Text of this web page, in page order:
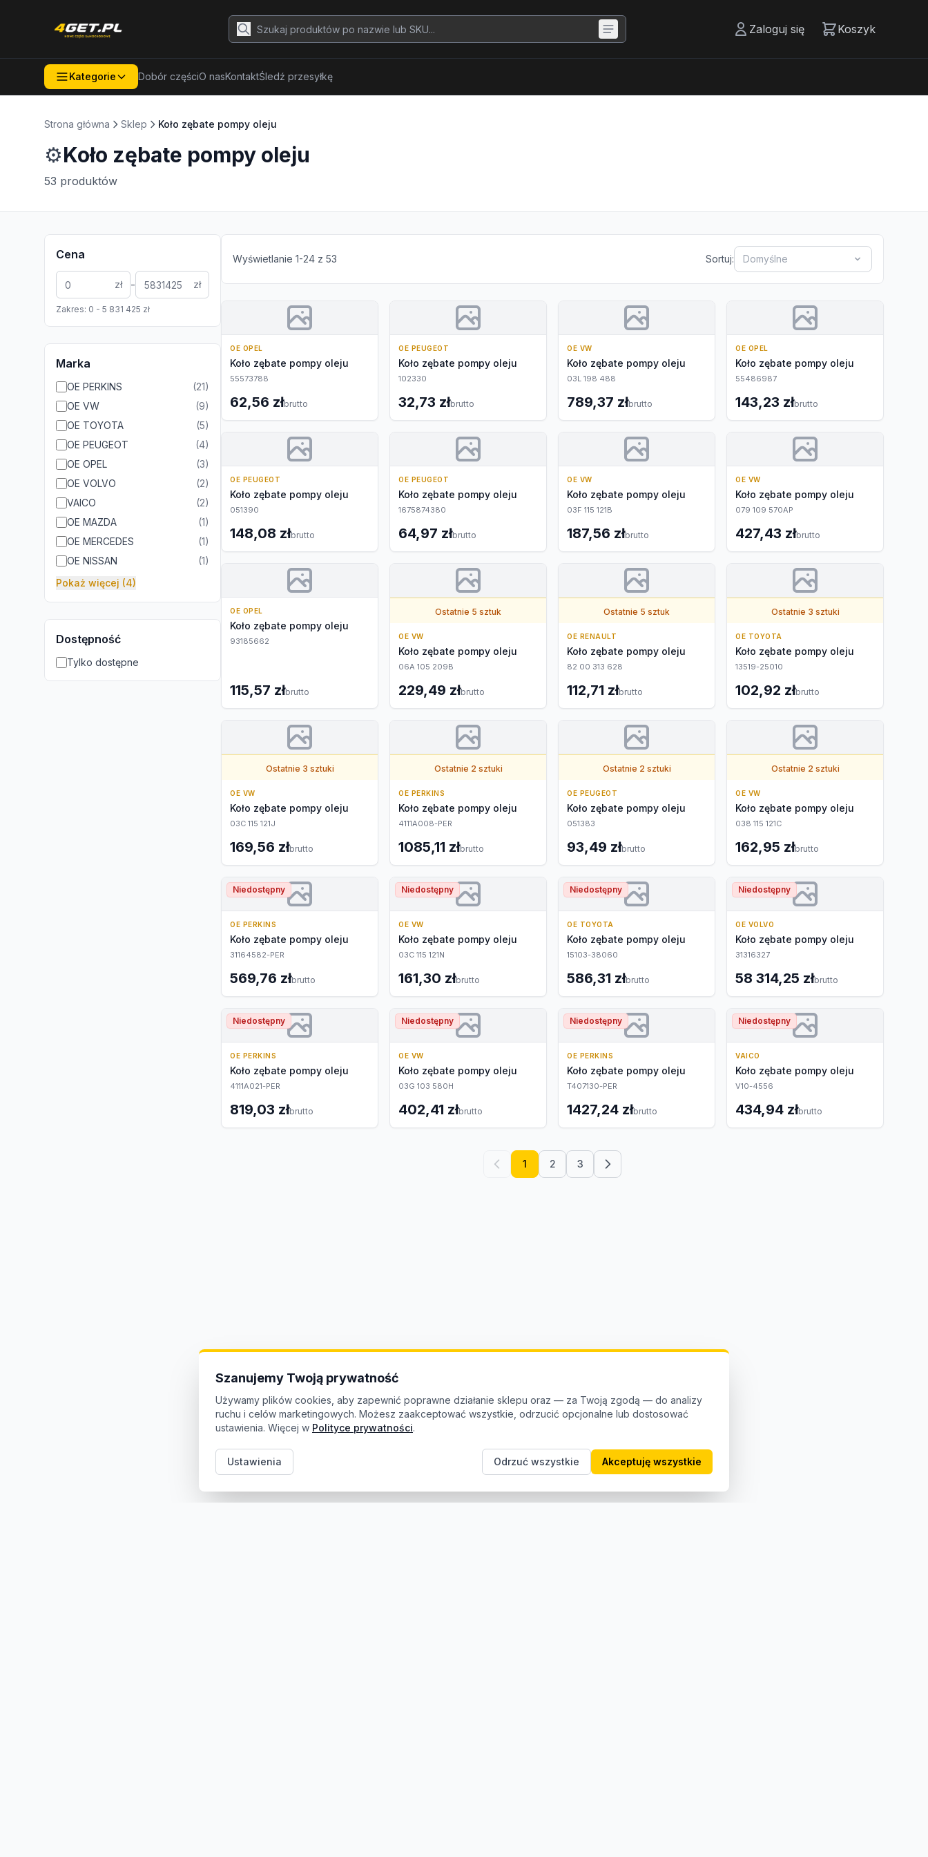
Zaloguj się Koszyk
Kategorie Dobór częściO nasKontaktŚledź przesyłkę
Strona główna Sklep Koło zębate pompy oleju
⚙️Koło zębate pompy oleju
53 produktów
Cena
zł - zł
Zakres: 0 - 5 831 425 zł
Marka
OE PERKINS (21)
OE VW
(9)
OE TOYOTA
(5)
OE PEUGEOT
(4)
OE OPEL
(3)
OE VOLVO
(2)
VAICO
(2)
OE MAZDA
(1)
OE MERCEDES
(1)
OE NISSAN
(1)
Pokaż więcej (4)
Dostępność
Tylko dostępne
Wyświetlanie 1-24 z 53 Sortuj: Domyślne
OE OPEL
Koło zębate pompy oleju
55573788
62,56 złbrutto
OE PEUGEOT
Koło zębate pompy oleju
102330
32,73 złbrutto
OE VW
Koło zębate pompy oleju
03L 198 488
789,37 złbrutto
OE OPEL
Koło zębate pompy oleju
55486987
143,23 złbrutto
OE PEUGEOT
Koło zębate pompy oleju
051390
148,08 złbrutto
OE PEUGEOT
Koło zębate pompy oleju
1675874380
64,97 złbrutto
OE VW
Koło zębate pompy oleju
03F 115 121B
187,56 złbrutto
OE VW
Koło zębate pompy oleju
079 109 570AP
427,43 złbrutto
OE OPEL
Koło zębate pompy oleju
93185662
115,57 złbrutto
Ostatnie 5 sztuk
OE VW
Koło zębate pompy oleju
06A 105 209B
229,49 złbrutto
Ostatnie 5 sztuk
OE RENAULT
Koło zębate pompy oleju
82 00 313 628
112,71 złbrutto
Ostatnie 3 sztuki
OE TOYOTA
Koło zębate pompy oleju
13519-25010
102,92 złbrutto
Ostatnie 3 sztuki
OE VW
Koło zębate pompy oleju
03C 115 121J
169,56 złbrutto
Ostatnie 2 sztuki
OE PERKINS
Koło zębate pompy oleju
4111A008-PER
1085,11 złbrutto
Ostatnie 2 sztuki
OE PEUGEOT
Koło zębate pompy oleju
051383
93,49 złbrutto
Ostatnie 2 sztuki
OE VW
Koło zębate pompy oleju
038 115 121C
162,95 złbrutto
Niedostępny
OE PERKINS
Koło zębate pompy oleju
31164582-PER
569,76 złbrutto
Niedostępny
OE VW
Koło zębate pompy oleju
03C 115 121N
161,30 złbrutto
Niedostępny
OE TOYOTA
Koło zębate pompy oleju
15103-38060
586,31 złbrutto
Niedostępny
OE VOLVO
Koło zębate pompy oleju
31316327
58 314,25 złbrutto
Niedostępny
OE PERKINS
Koło zębate pompy oleju
4111A021-PER
819,03 złbrutto
Niedostępny
OE VW
Koło zębate pompy oleju
03G 103 580H
402,41 złbrutto
Niedostępny
OE PERKINS
Koło zębate pompy oleju
T407130-PER
1427,24 złbrutto
Niedostępny
VAICO
Koło zębate pompy oleju
V10-4556
434,94 złbrutto
1 2 3
Szanujemy Twoją prywatność
Używamy plików cookies, aby zapewnić poprawne działanie sklepu oraz — za Twoją zgodą — do analizy
ruchu i celów marketingowych. Możesz zaakceptować wszystkie, odrzucić opcjonalne lub dostosować
ustawienia. Więcej w Polityce prywatności.
Ustawienia Odrzuć wszystkie Akceptuję wszystkie